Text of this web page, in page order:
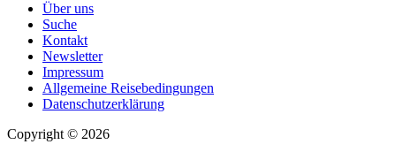
Über uns
Suche
Kontakt
Newsletter
Impressum
Allgemeine Reisebedingungen
Datenschutzerklärung
Copyright © 2026